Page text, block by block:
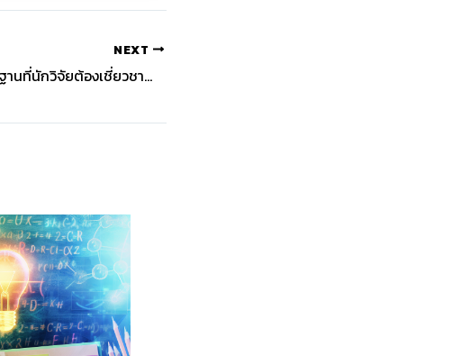
NEXT
รวมสถิติพื้นฐานที่นักวิจัยต้องเชี่ยวชาญ: Checklist สำคัญที่ทีมงาน 2,500 เล่มแนะนำ